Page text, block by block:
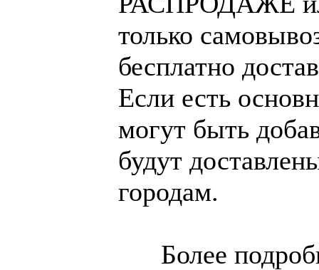
только
бесплатно
Если есть
могут быть
будут
городам.
Более